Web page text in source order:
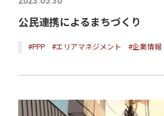
公民連携によるまちづくり
#PPP #エリアマネジメント #企業情報